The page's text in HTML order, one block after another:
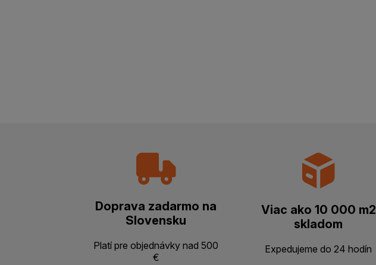
Doprava zadarmo na
Slovensku
Platí pre objednávky nad 500
€
Viac ako 10 000 m2
skladom
Expedujeme do 24 hodín